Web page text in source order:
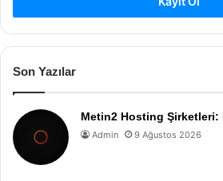
Son Yazılar
Metin2 Hosting Şirketleri:
Admin 9 Ağustos 2026